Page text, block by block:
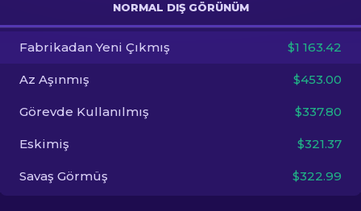
Diğer
TR
NORMAL DIŞ GÖRÜNÜM
Fabrikadan Yeni Çıkmış $1 163.42
Az Aşınmış $453.00
Görevde Kullanılmış $337.80
Eskimiş $321.37
Savaş Görmüş $322.99